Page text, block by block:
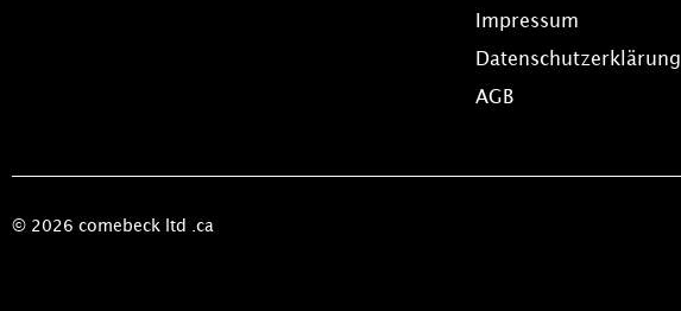
Impressum
Datenschutzerklärung
AGB
© 2026 comebeck ltd .ca